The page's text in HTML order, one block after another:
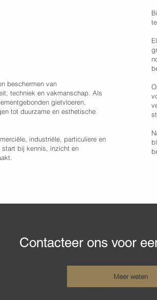
beschermen van
techniek en vakmanschap. Als
gietvloeren,
tot duurzame en esthetische
industriële, particuliere en
start bij kennis, inzicht en
Contacteer ons voor
Meer weten